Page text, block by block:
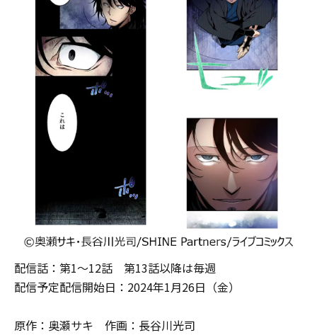
配信話：第1～12話 第13話以降は毎週
配信予定配信開始日：2024年1月26日（金）
原作：奥瀬サキ 作画：長谷川光司